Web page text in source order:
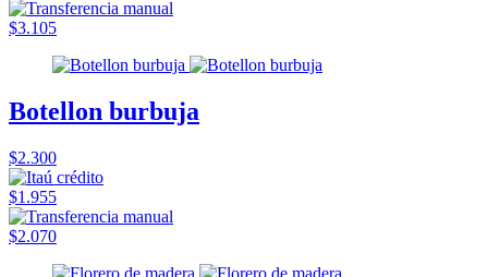
$3.105
Botellon burbuja
$2.300
$1.955
$2.070